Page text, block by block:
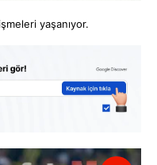
yaşanıyor.